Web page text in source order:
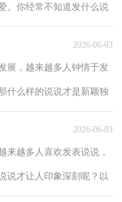
。你经常不知道发什么说
2026-06-03
展，越来越多人钟情于发
什么样的说说才是新颖独
2026-06-03
来越多人喜欢发表说说，
说才让人印象深刻呢？以